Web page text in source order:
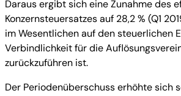
Daraus ergibt sich eine Zunahme des
Konzernsteuersatzes auf 28,2 % (Q1
im Wesentlichen auf den steuerlichen
Verbindlichkeit für die
zurückzuführen ist.
Der Periodenüberschuss erhöhte sich